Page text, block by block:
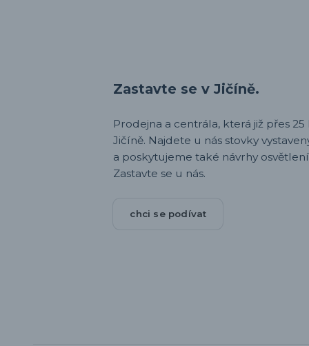
Zastavte se v Jičíně.
Prodejna a centrála, která již přes 25
Jičíně. Najdete u nás stovky
a poskytujeme také návrhy
Zastavte se u nás.
chci se podívat